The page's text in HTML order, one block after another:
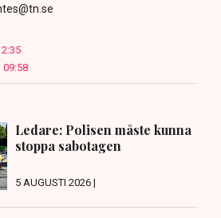
09:58
Ledare: Polisen måste kunna
stoppa sabotagen
5 AUGUSTI 2026 |